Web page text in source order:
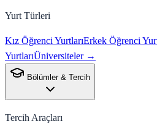
Yurt Türleri
Kız Öğrenci YurtlarıErkek Öğrenci
YurtlarıÜniversiteler →
Bölümler & Tercih
Tercih Araçları